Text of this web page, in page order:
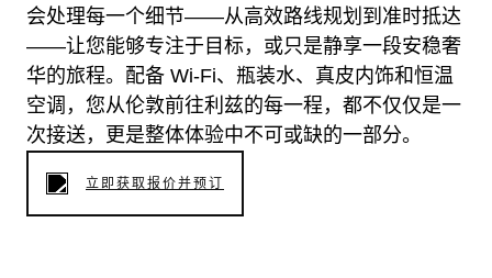
会处理每一个细节——从高效路线规划到准时抵达
——让您能够专注于目标，或只是静享一段安稳奢
华的旅程。配备 Wi-Fi、瓶装水、真皮内饰和恒温
空调，您从伦敦前往利兹的每一程，都不仅仅是一
次接送，更是整体体验中不可或缺的一部分。
立即获取报价并预订